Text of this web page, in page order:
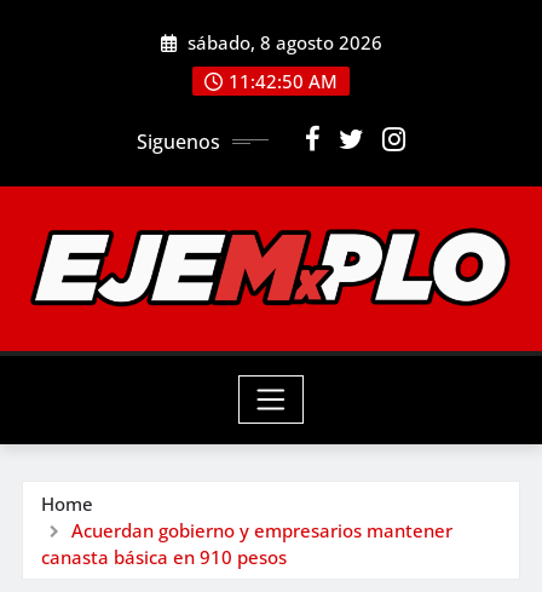
sábado, 8 agosto 2026
11:42:51 AM
Siguenos
Home
Acuerdan gobierno y empresarios mantener
canasta básica en 910 pesos